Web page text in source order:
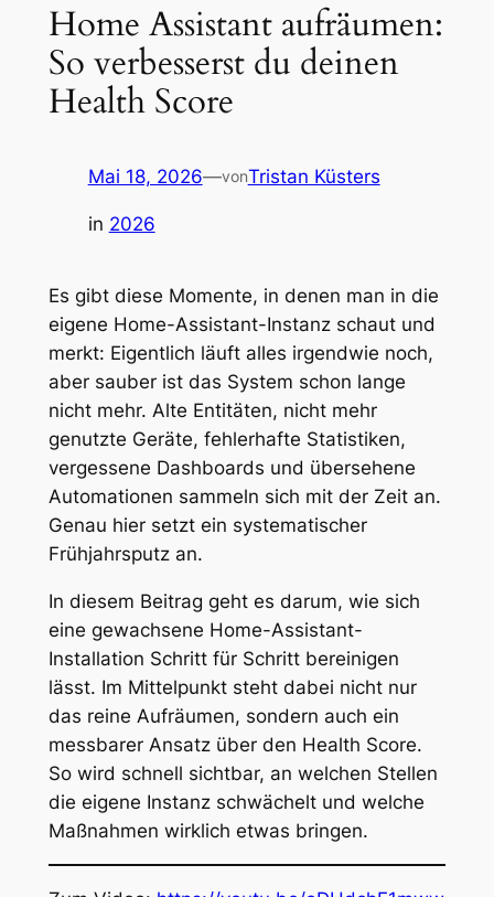
Home Assistant aufräumen:
So verbesserst du deinen
Health Score
Mai 18, 2026—vonTristan Küsters
in 2026
Es gibt diese Momente, in denen man in die
eigene Home-Assistant-Instanz schaut und
merkt: Eigentlich läuft alles irgendwie noch,
aber sauber ist das System schon lange
nicht mehr. Alte Entitäten, nicht mehr
genutzte Geräte, fehlerhafte Statistiken,
vergessene Dashboards und übersehene
Automationen sammeln sich mit der Zeit an.
Genau hier setzt ein systematischer
Frühjahrsputz an.
In diesem Beitrag geht es darum, wie sich
eine gewachsene Home-Assistant-
Installation Schritt für Schritt bereinigen
lässt. Im Mittelpunkt steht dabei nicht nur
das reine Aufräumen, sondern auch ein
messbarer Ansatz über den Health Score.
So wird schnell sichtbar, an welchen Stellen
die eigene Instanz schwächelt und welche
Maßnahmen wirklich etwas bringen.